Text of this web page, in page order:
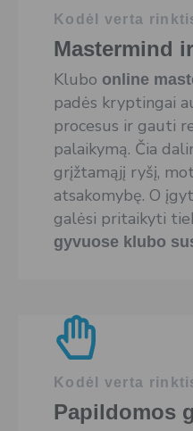
Kodėl verta
Mastermind
Klubo online
padės kryptingai
procesus ir gauti
palaikymą. Čia
grįžtamąjį ryšį,
atsakomybę. O
galėsi pritaikyti
gyvuose klubo
Kodėl verta
Papildomos